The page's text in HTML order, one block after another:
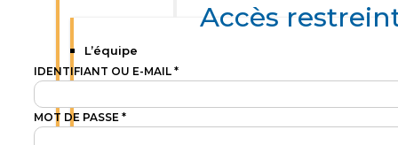
Votre panier est vide.
L’équipe
Accès
IDENTIFIANT OU E-MAIL *
MOT DE PASSE *